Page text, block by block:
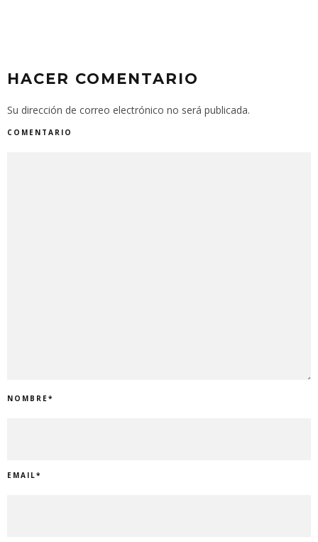
HACER COMENTARIO
Su dirección de correo electrónico no será publicada.
COMENTARIO
NOMBRE*
EMAIL*